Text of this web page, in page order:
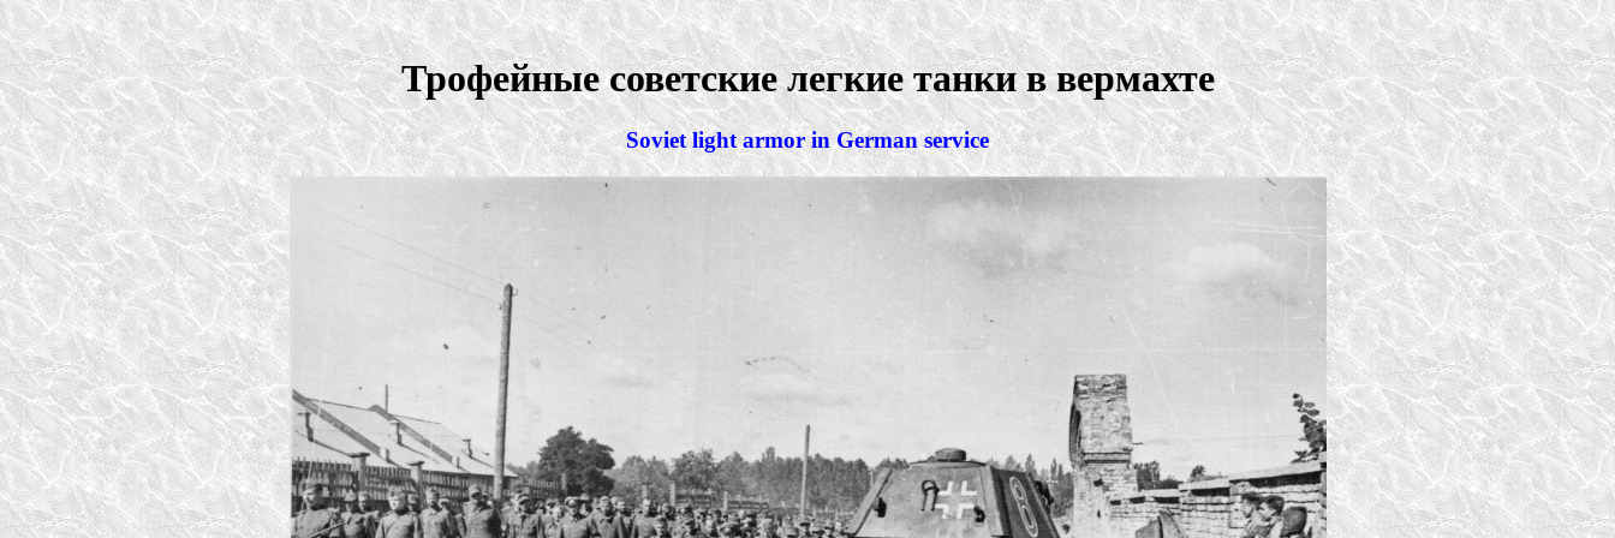
Трофейные советские легкие танки в вермахте
Soviet light armor in German service